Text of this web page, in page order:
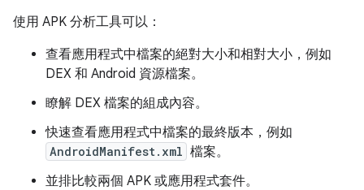
使用 APK 分析工具可以：
查看應用程式中檔案的絕對大小和相對大小，例如
DEX 和 Android 資源檔案。
瞭解 DEX 檔案的組成內容。
快速查看應用程式中檔案的最終版本，例如
AndroidManifest.xml 檔案。
並排比較兩個 APK 或應用程式套件。